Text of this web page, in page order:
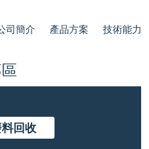
司簡介 產品方案 技術能力
回收